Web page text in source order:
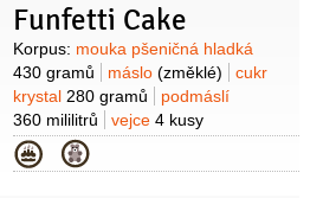
50 mililitrů
čokoláda hořká
(hoblinky)
prášek do pečiva1,5 lžičky
soda
Drobenka: mouka
pšeničná polohrubá
50 gramů
máslo
50 gramů
cukr krystal 50 gramů
Funfetti Cake
Suroviny
Korpus: mouka pšeničná hladká
430 gramů
máslo (změklé)
cukr
krystal 280 gramů
podmáslí
360 mililitrů
vejce 4 kusy
(velká)
bílek
3/4lžičky
kypřící prášek do pečiva
Kategorie